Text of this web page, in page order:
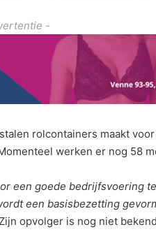
-
rolcontainers maakt
werken er nog 58
een goede bedrijfsvoering
een basisbezetting
opvolger is nog niet